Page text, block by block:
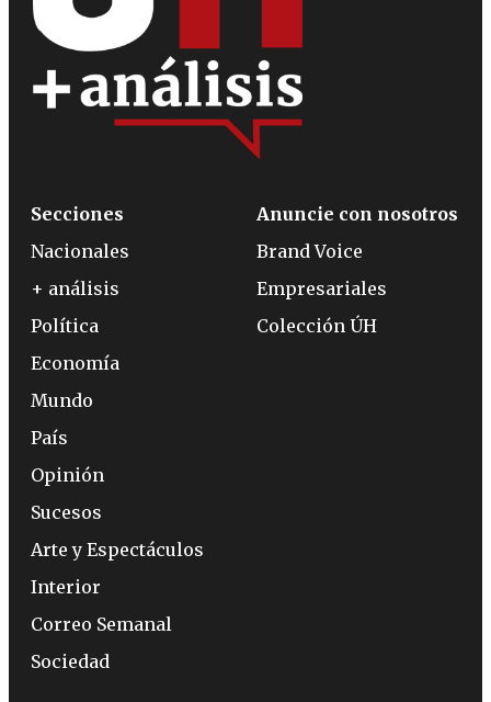
Secciones
Nacionales
+ análisis
Política
Economía
Mundo
País
Opinión
Sucesos
Arte y Espectáculos
Interior
Correo Semanal
Sociedad
Anuncie con nosotros
Brand Voice
Empresariales
Colección ÚH